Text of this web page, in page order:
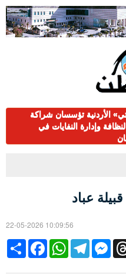
الأردنية تؤسسان شراكة
وإدارة النفايات في
عباد
22-05-2026 10:09:56
Share
FacebookWhatsAppTelegramMessenger